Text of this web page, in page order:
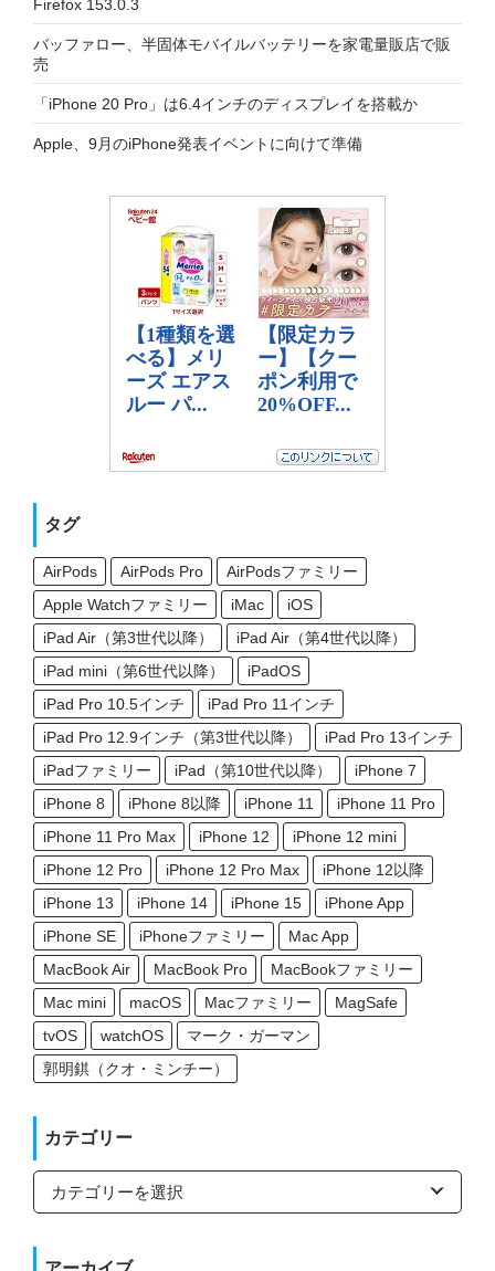
Firefox 153.0.3
バッファロー、半固体モバイルバッテリーを家電量販店で販
売
「iPhone 20 Pro」は6.4インチのディスプレイを搭載か
Apple、9月のiPhone発表イベントに向けて準備
タグ
AirPods AirPods Pro
AirPodsファミリー
Apple Watchファミリー
iMac
iOS
iPad Air（第3世代以降）
iPad Air（第4世代以降）
iPad mini（第6世代以降）
iPadOS
iPad Pro 10.5インチ
iPad Pro 11インチ
iPad Pro 12.9インチ（第3世代以降）
iPad Pro 13インチ
iPadファミリー
iPad（第10世代以降）
iPhone 7
iPhone 8
iPhone 8以降 iPhone 11
iPhone 11 Pro
iPhone 11 Pro Max
iPhone 12
iPhone 12 mini
iPhone 12 Pro
iPhone 12 Pro Max
iPhone 12以降
iPhone 13
iPhone 14 iPhone 15
iPhone App
iPhone SE
iPhoneファミリー
Mac App
MacBook Air
MacBook Pro
MacBookファミリー
Mac mini
macOS Macファミリー
MagSafe
tvOS
watchOS
マーク・ガーマン
郭明錤（クオ・ミンチー）
カテゴリー
カ
ゴ
ー